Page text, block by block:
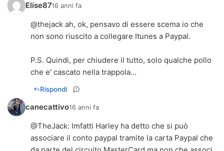
Elise8716 anni fa
@thejack ah, ok, pensavo di essere scema io che
non sono riuscito a collegare Itunes a Paypal.
P.S. Quindi, per chiudere il tutto, solo qualche pollo
che e' cascato nella trappola...
Rispondi
canecattivo16 anni fa
@TheJack: Imfatti Harley ha detto che si può
associare il conto paypal tramite la carta Paypal che